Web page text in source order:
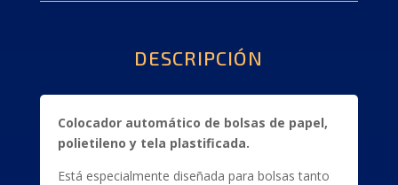
DESCRIPCIÓN
Colocador automático de bolsas de papel,
polietileno y tela plastificada.
Está especialmente diseñada para bolsas tanto